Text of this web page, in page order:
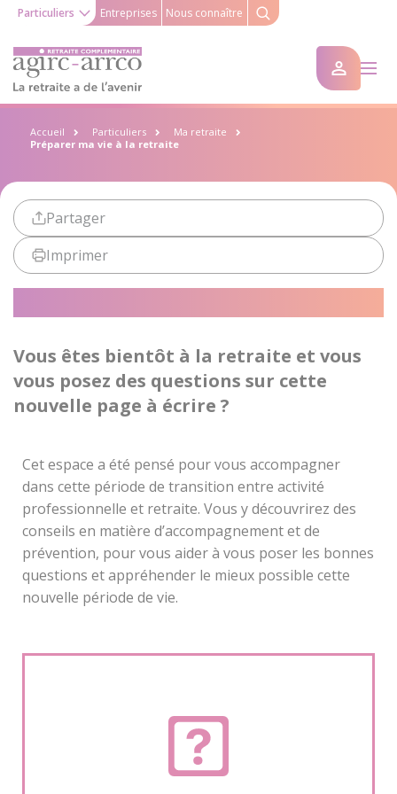
Particuliers Entreprises Nous connaître
Accueil Particuliers
Ma retraite
Préparer ma vie à la retraite
Partager
Imprimer
Vous êtes bientôt à la retraite et vous
vous posez des questions sur cette
nouvelle page à écrire ?
Cet espace a été pensé pour vous accompagner
dans cette période de transition entre activité
professionnelle et retraite. Vous y découvrirez des
conseils en matière d’accompagnement et de
prévention, pour vous aider à vous poser les bonnes
questions et appréhender le mieux possible cette
nouvelle période de vie.
Une nouvelle période de votre vie s’annonce, la retraite ! Ce
petit quiz vous permettra d'orienter votre réflexion.
Accéder au quiz >